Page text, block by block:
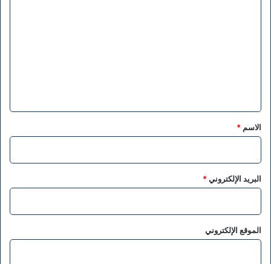
*
الاسم *
البريد الإلكتروني*
الموقع الإلكتروني